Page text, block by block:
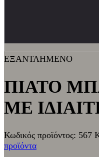
ΕΞΑΝΤΛΗΜΕΝΟ
ΠΙΑΤΟ
ΜΕ
Κωδικός προϊόντος: 567
προϊόντα